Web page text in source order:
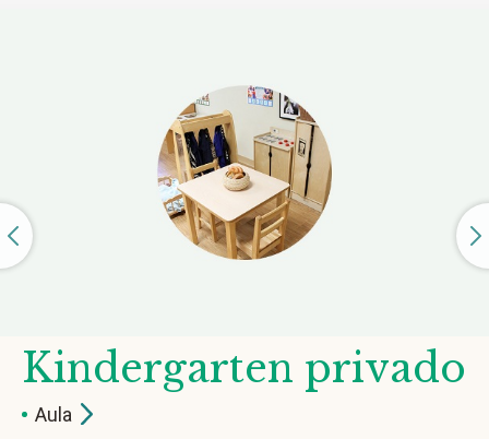
Kindergarten privado
Aula